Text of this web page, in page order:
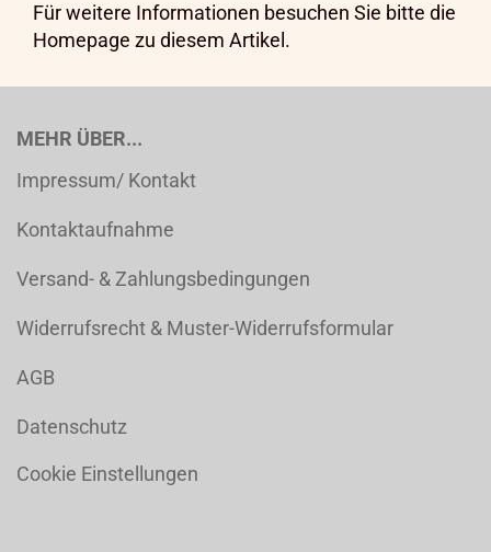
Für weitere Informationen besuchen Sie bitte die
Homepage zu diesem Artikel.
MEHR ÜBER...
Impressum/ Kontakt
Kontaktaufnahme
Versand- & Zahlungsbedingungen
Widerrufsrecht & Muster-Widerrufsformular
AGB
Datenschutz
Cookie Einstellungen